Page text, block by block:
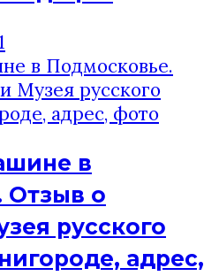
в
Отзыв о
русского
адрес,